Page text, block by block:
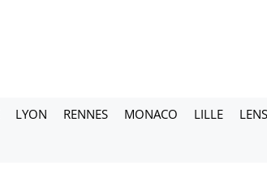
LYON RENNES MONACO LILLE LENS